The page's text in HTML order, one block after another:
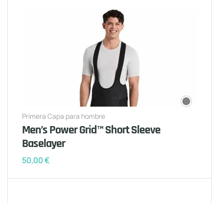
Primera Capa para hombre
Men’s Power Grid™ Short Sleeve
Baselayer
50,00€